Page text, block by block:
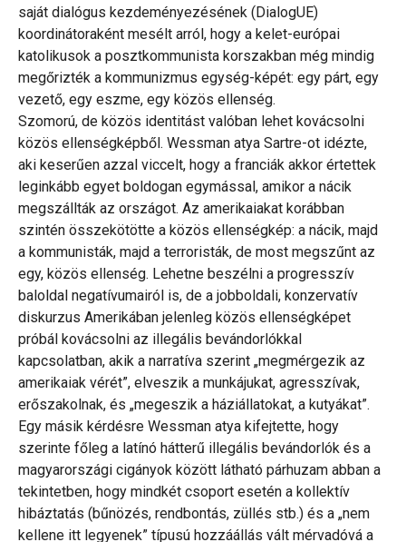
saját dialógus kezdeményezésének (DialogUE)
koordinátoraként mesélt arról, hogy a kelet-európai
katolikusok a posztkommunista korszakban még mindig
megőrizték a kommunizmus egység-képét: egy párt, egy
vezető, egy eszme, egy közös ellenség.
Szomorú, de közös identitást valóban lehet kovácsolni
közös ellenségképből. Wessman atya Sartre-ot idézte,
aki keserűen azzal viccelt, hogy a franciák akkor értettek
leginkább egyet boldogan egymással, amikor a nácik
megszállták az országot. Az amerikaiakat korábban
szintén összekötötte a közös ellenségkép: a nácik, majd
a kommunisták, majd a terroristák, de most megszűnt az
egy, közös ellenség. Lehetne beszélni a progresszív
baloldal negatívumairól is, de a jobboldali, konzervatív
diskurzus Amerikában jelenleg közös ellenségképet
próbál kovácsolni az illegális bevándorlókkal
kapcsolatban, akik a narratíva szerint „megmérgezik az
amerikaiak vérét”, elveszik a munkájukat, agresszívak,
erőszakolnak, és „megeszik a háziállatokat, a kutyákat”.
Egy másik kérdésre Wessman atya kifejtette, hogy
szerinte főleg a latínó hátterű illegális bevándorlók és a
magyarországi cigányok között látható párhuzam abban a
tekintetben, hogy mindkét csoport esetén a kollektív
hibáztatás (bűnözés, rendbontás, züllés stb.) és a „nem
kellene itt legyenek” típusú hozzáállás vált mérvadóvá a